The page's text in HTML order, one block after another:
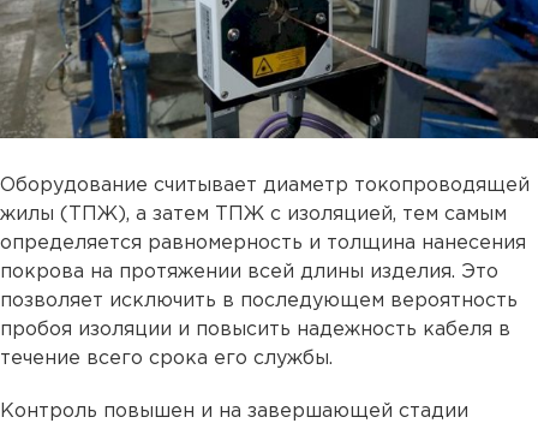
Оборудование считывает диаметр токопроводящей
жилы (ТПЖ), а затем ТПЖ с изоляцией, тем самым
определяется равномерность и толщина нанесения
покрова на протяжении всей длины изделия. Это
позволяет исключить в последующем вероятность
пробоя изоляции и повысить надежность кабеля в
течение всего срока его службы.
Контроль повышен и на завершающей стадии